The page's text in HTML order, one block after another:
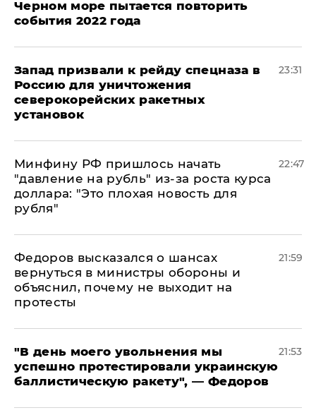
Черном море пытается повторить
события 2022 года
Запад призвали к рейду спецназа в
Россию для уничтожения
северокорейских ракетных
установок
23:31
Минфину РФ пришлось начать
"давление на рубль" из-за роста курса
доллара: "Это плохая новость для
рубля"
22:47
Федоров высказался о шансах
вернуться в министры обороны и
объяснил, почему не выходит на
протесты
21:59
​"В день моего увольнения мы
успешно протестировали украинскую
баллистическую ракету", — Федоров
21:53